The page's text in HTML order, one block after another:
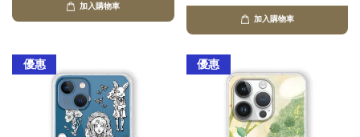
加入購物車
加入購物車
優惠 優惠